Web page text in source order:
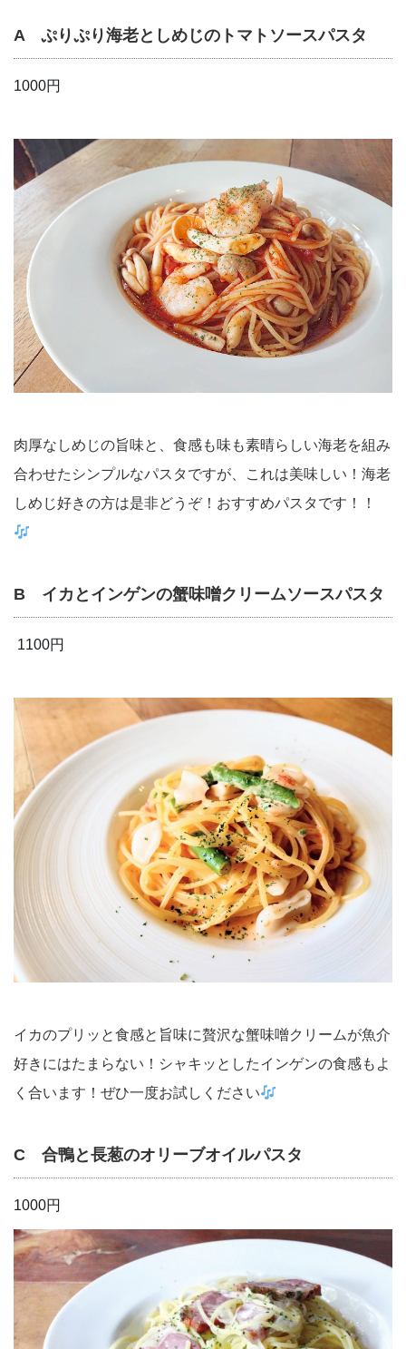
A ぷりぷり海老としめじのトマトソースパスタ
1000円
肉厚なしめじの旨味と、食感も味も素晴らしい海老を組み
合わせたシンプルなパスタですが、これは美味しい！海老
しめじ好きの方は是非どうぞ！おすすめパスタです！！
B イカとインゲンの蟹味噌クリームソースパスタ
1100円
イカのプリッと食感と旨味に贅沢な蟹味噌クリームが魚介
好きにはたまらない！シャキッとしたインゲンの食感もよ
く合います！ぜひ一度お試しください
C 合鴨と長葱のオリーブオイルパスタ
1000円